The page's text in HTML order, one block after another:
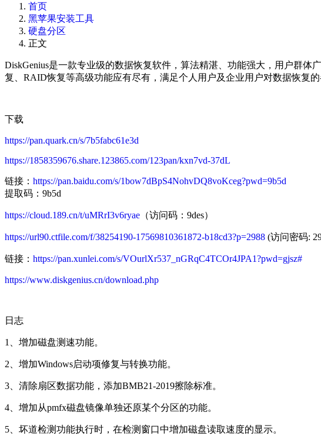
首页
黑苹果安装工具
硬盘分区
正文
DiskGenius是一款专业级的数据恢复软件，算法精湛、功能强大，用户群
复、RAID恢复等高级功能应有尽有，满足个人用户及企业用户对数据恢复的
下载
https://pan.quark.cn/s/7b5fabc61e3d
https://1858359676.share.123865.com/123pan/kxn7vd-37dL
链接： https://pan.baidu.com/s/1bow7dBpS4NohvDQ8voKceg?pwd=9b5d
提取码：9b5d
https://cloud.189.cn/t/uMRrI3v6ryae （访问码：9des）
https://url90.ctfile.com/f/38254190-17569810361872-b18cd3?p=2988 (访问密码:
链接： https://pan.xunlei.com/s/VOurlXr537_nGRqC4TCOr4JPA1?pwd=gjsz#
https://www.diskgenius.cn/download.php
日志
1、增加磁盘测速功能。
2、增加Windows启动项修复与转换功能。
3、清除扇区数据功能，添加BMB21-2019擦除标准。
4、增加从pmfx磁盘镜像单独还原某个分区的功能。
5、坏道检测功能执行时，在检测窗口中增加磁盘读取速度的显示。